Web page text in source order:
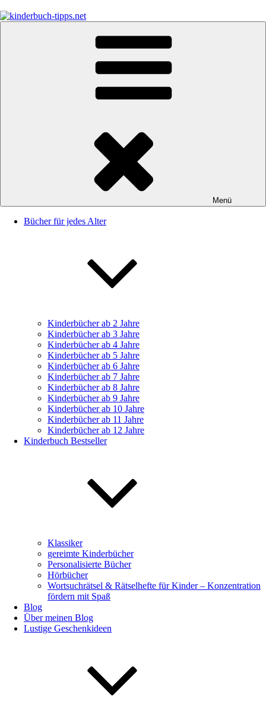
Inhalt
springen
Empfehlungen und Tipps rund um das Thema Kinderbücher und
Menü
Bücher für jedes Alter
Kinderbücher ab 2 Jahre
Kinderbücher ab 3 Jahre
Kinderbücher ab 4 Jahre
Kinderbücher ab 5 Jahre
Kinderbücher ab 6 Jahre
Kinderbücher ab 7 Jahre
Kinderbücher ab 8 Jahre
Kinderbücher ab 9 Jahre
Kinderbücher ab 10 Jahre
Kinderbücher ab 11 Jahre
Kinderbücher ab 12 Jahre
Kinderbuch Bestseller
Klassiker
gereimte Kinderbücher
Personalisierte Bücher
Hörbücher
Wortsuchrätsel & Rätselhefte für Kinder – Konzentration
fördern mit Spaß
Blog
Über meinen Blog
Lustige Geschenkideen